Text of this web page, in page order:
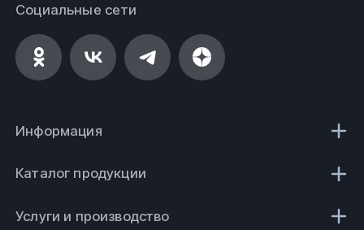
Социальные сети
Информация
Каталог продукции
Услуги и производство